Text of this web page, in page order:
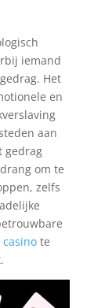
iemand
Het
en
aan
gedrag
om te
zelfs
te